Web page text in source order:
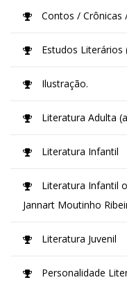
Contos / Crônicas
Estudos Literários
Ilustração.
Literatura Adulta
Literatura Infantil
Literatura Infantil
Jannart Moutinho
Literatura Juvenil
Personalidade